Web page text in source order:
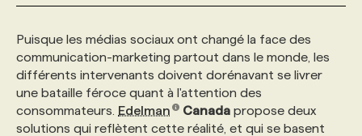
INITIATIVES NUMÉRIQUES
PRIX ET DISTINCTIONS
MARKETING DURABLE
GEO/SEO
ANNONCEZ AVEC NOUS
PROFIL ENTREPRISE
FAQ
PROFIL CANDIDAT
ANNONCEZ AVEC NOUS
NOS PARCOURS DE FORMATIONS
FORMATIONS PERSONNALISÉES
SERVICE DE CHASSE DE TÊTE
NOS TARIFS
Puisque les médias sociaux ont changé la face des
communication-marketing partout dans le monde, les
différents intervenants doivent dorénavant se livrer
une bataille féroce quant à l'attention des
consommateurs. Edelman Canadapropose deux
solutions qui reflètent cette réalité, et qui se basent